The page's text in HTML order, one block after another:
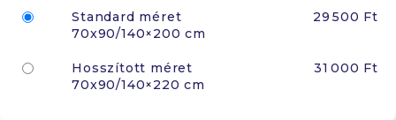
Standard méret
70x90/140×200 cm
29 500 Ft
Hosszított méret
70x90/140×220 cm
31 000 Ft